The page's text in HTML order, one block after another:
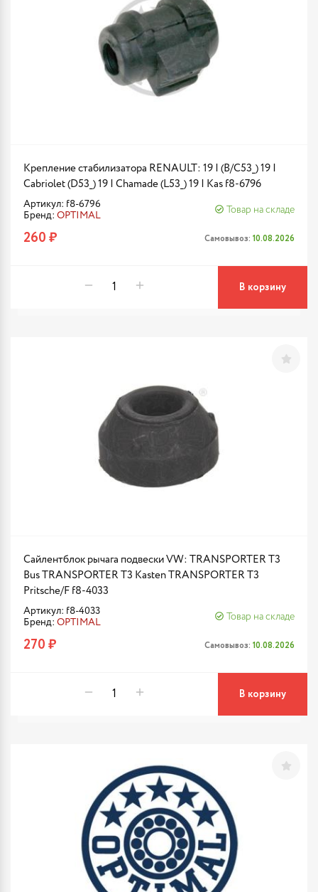
Крепление стабилизатора RENAULT: 19 I (B/C53_) 19 I
Cabriolet (D53_) 19 I Chamade (L53_) 19 I Kas f8-6796
Артикул: f8-6796
Бренд: OPTIMAL
Товар на складе
260 ₽ Самовывоз: 10.08.2026
В корзину
Сайлентблок рычага подвески VW: TRANSPORTER T3
Bus TRANSPORTER T3 Kasten TRANSPORTER T3
Pritsche/F f8-4033
Артикул: f8-4033
Бренд: OPTIMAL
Товар на складе
270 ₽ Самовывоз: 10.08.2026
В корзину